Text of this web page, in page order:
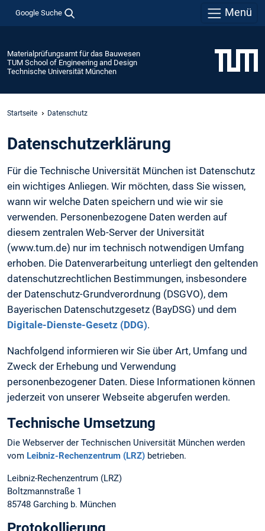
Google Suche Menü
Materialprüfungsamt für das Bauwesen
TUM School of Engineering and Design
Technische Universität München
Startseite Datenschutz
Daten­schutz­erklärung
Für die Technische Universität München ist Datenschutz
ein wichtiges Anliegen. Wir möchten, dass Sie wissen,
wann wir welche Daten speichern und wie wir sie
verwenden. Personenbezogene Daten werden auf
diesem zentralen Web-Server der Universität
(www.tum.de) nur im technisch notwendigen Umfang
erhoben. Die Datenverarbeitung unterliegt den geltenden
datenschutzrechtlichen Bestimmungen, insbesondere
der Datenschutz-Grundverordnung (DSGVO), dem
Bayerischen Datenschutzgesetz (BayDSG) und dem
Digitale-Dienste-Gesetz (DDG).
Nachfolgend informieren wir Sie über Art, Umfang und
Zweck der Erhebung und Verwendung
personenbezogener Daten. Diese Informationen können
jederzeit von unserer Webseite abgerufen werden.
Technische Umsetzung
Die Webserver der Technischen Universität München werden
vom Leibniz-Rechenzentrum (LRZ) betrieben.
Leibniz-Rechenzentrum (LRZ)
Boltzmannstraße 1
85748 Garching b. München